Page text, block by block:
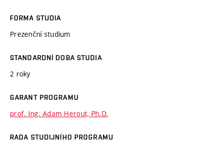
FORMA STUDIA
Prezenční studium
STANDARDNÍ DOBA STUDIA
2 roky
GARANT PROGRAMU
prof. Ing. Adam Herout, Ph.D.
RADA STUDIJNÍHO PROGRAMU